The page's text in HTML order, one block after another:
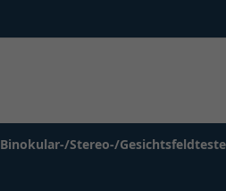
Binokular-/Stereo-/Gesichtsfeldteste